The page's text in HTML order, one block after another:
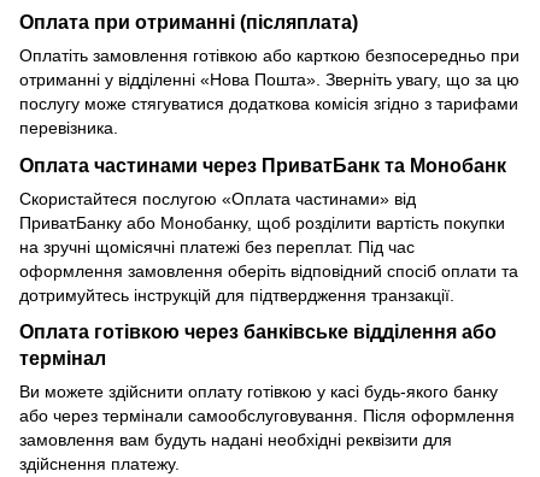
Оплата при отриманні (післяплата)
Оплатіть замовлення готівкою або карткою безпосередньо при
отриманні у відділенні «Нова Пошта». Зверніть увагу, що за цю
послугу може стягуватися додаткова комісія згідно з тарифами
перевізника.
Оплата частинами через ПриватБанк та Монобанк
Скористайтеся послугою «Оплата частинами» від
ПриватБанку або Монобанку, щоб розділити вартість покупки
на зручні щомісячні платежі без переплат. Під час
оформлення замовлення оберіть відповідний спосіб оплати та
дотримуйтесь інструкцій для підтвердження транзакції.
Оплата готівкою через банківське відділення або
термінал
Ви можете здійснити оплату готівкою у касі будь-якого банку
або через термінали самообслуговування. Після оформлення
замовлення вам будуть надані необхідні реквізити для
здійснення платежу.